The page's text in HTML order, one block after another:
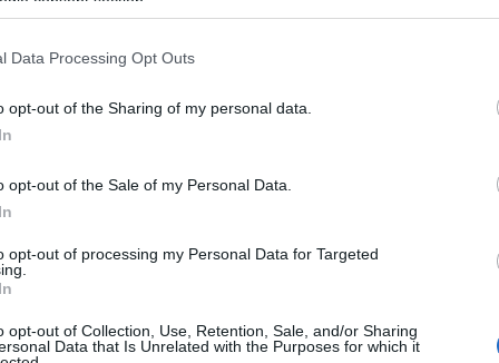
Data Processing Opt Outs
opt-out of the Sharing of my personal data.
opt-out of the Sale of my Personal Data.
opt-out of processing my Personal Data for Targeted
opt-out of Collection, Use, Retention, Sale, and/or Sharing
Data that Is Unrelated with the Purposes for which it
nel corso degli anni, ha accolto molti
in tanti istituti superiori dell’isola, ci
soprattutto sulla necessità di avere una
opportunità che possono scaturire da
e integrazione dei migranti”.
di saluto, ha rimarcato la dimensione e le
nella quale circa il 10% dei
e in cui sono rappresentate 75 diverse
durante l’incontro, da un gruppo di
ricostruito la storia di un ragazzo del